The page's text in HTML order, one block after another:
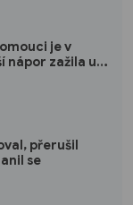
je v
nápor zažila už
přerušil
se